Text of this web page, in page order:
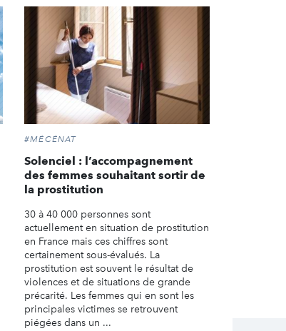
#MÉCÉNAT
Solenciel : l’accompagnement
des femmes souhaitant sortir de
la prostitution
30 à 40 000 personnes sont
actuellement en situation de prostitution
en France mais ces chiffres sont
certainement sous-évalués. La
prostitution est souvent le résultat de
violences et de situations de grande
précarité. Les femmes qui en sont les
principales victimes se retrouvent
piégées dans un ...